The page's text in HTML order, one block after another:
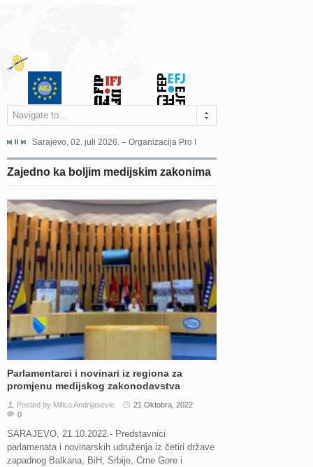
Navigate to...
Grada Sarajeva povodom Dana Sarajeva dugogodišnjoj...
Sarajevo, 02. juli 2026. – Organizacija Pro Educa juče je uspješno
Zajedno ka boljim medijskim zakonima
Parlamentarci i novinari iz regiona za
promjenu medijskog zakonodavstva
Posted by Milica Andrijasevic
21 Oktobra, 2022
0
SARAJEVO, 21.10.2022.- Predstavnici
parlamenata i novinarskih udruženja iz četiri države
zapadnog Balkana, BiH, Srbije, Crne Gore i